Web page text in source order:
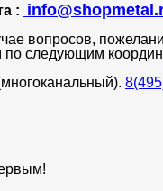
:
вопросов,
по следующим